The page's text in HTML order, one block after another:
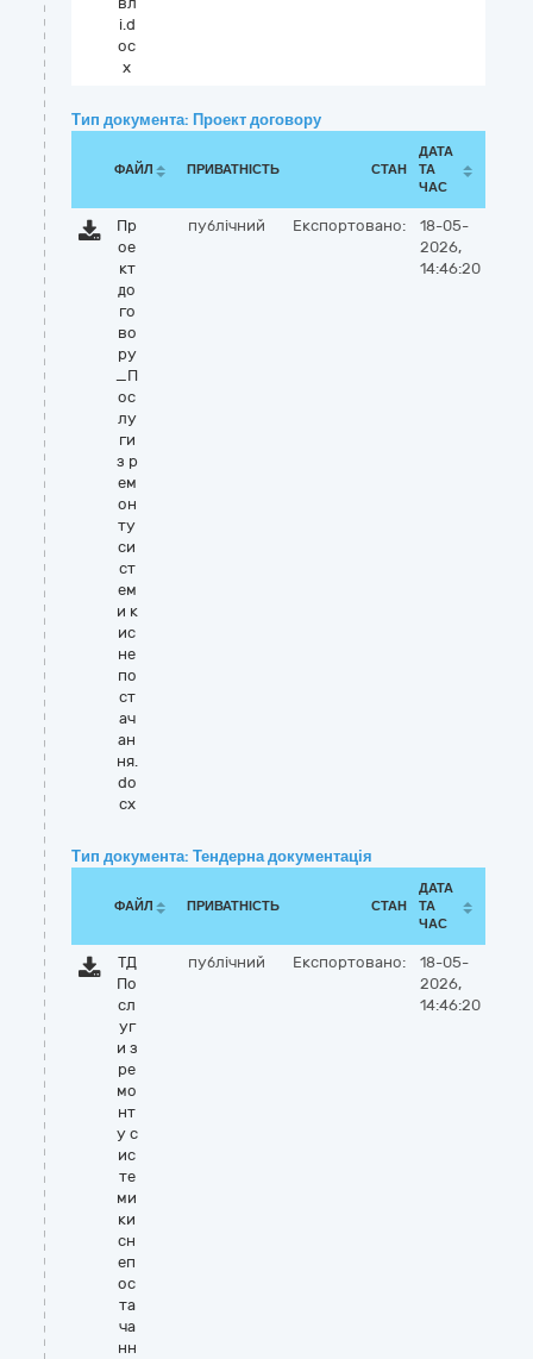
і.d
oc
x
Тип документа: Проект договору
ФАЙЛ ПРИВАТНІСТЬ СТАН
ДАТА
ТА
ЧАС
Пр
ое
кт
до
го
во
ру
_П
ос
лу
ги
з р
ем
он
ту
си
ст
ем
и к
ис
не
по
ст
ач
ан
ня.
do
cx
публічний Експортовано:
18-05-
2026,
14:46:20
Тип документа: Тендерна документація
ФАЙЛ ПРИВАТНІСТЬ СТАН
ДАТА
ТА
ЧАС
ТД
По
сл
уг
и з
ре
мо
нт
у с
ис
те
ми
ки
сн
еп
ос
та
ча
нн
публічний Експортовано:
18-05-
2026,
14:46:20